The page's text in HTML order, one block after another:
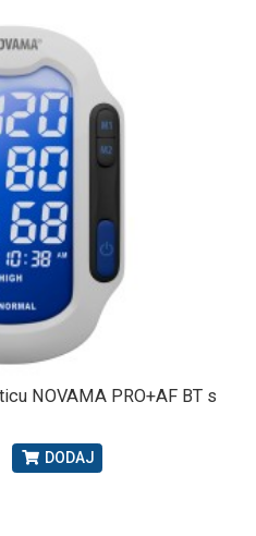
NOVAMA PRO+AF BT s
DODAJ